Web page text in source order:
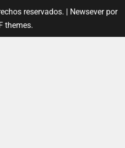
reservados. Newseverpor
themes.